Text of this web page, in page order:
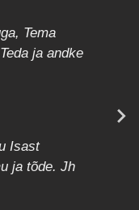
Tema
ja andke
Isast
ja tõde. Jh